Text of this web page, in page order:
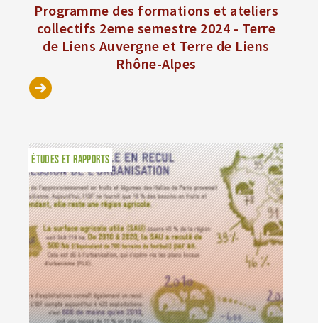
Programme des formations et ateliers
collectifs 2eme semestre 2024 - Terre
de Liens Auvergne et Terre de Liens
Rhône-Alpes
ÉTUDES ET RAPPORTS